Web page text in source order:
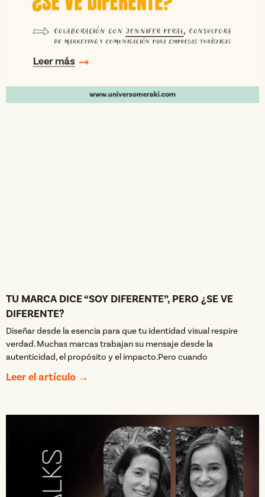
TU MARCA DICE “SOY DIFERENTE”, PERO ¿SE VE
DIFERENTE?
Diseñar desde la esencia para que tu identidad visual respire
verdad. Muchas marcas trabajan su mensaje desde la
autenticidad, el propósito y el impacto.Pero cuando
Leer el artículo →